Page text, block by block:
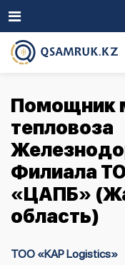
Помощник
тепловоза
Филиала
«ЦАПБ»
область)
ТОО «KAP Logistics»